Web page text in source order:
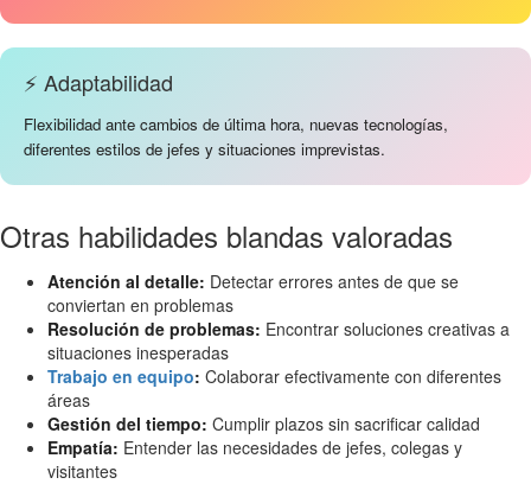
⚡ Adaptabilidad
Flexibilidad ante cambios de última hora, nuevas tecnologías,
diferentes estilos de jefes y situaciones imprevistas.
Otras habilidades blandas valoradas
Atención al detalle: Detectar errores antes de que se
conviertan en problemas
Resolución de problemas: Encontrar soluciones creativas a
situaciones inesperadas
Trabajo en equipo: Colaborar efectivamente con diferentes
áreas
Gestión del tiempo: Cumplir plazos sin sacrificar calidad
Empatía: Entender las necesidades de jefes, colegas y
visitantes